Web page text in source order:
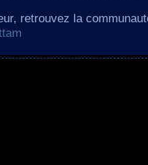
retrouvez la